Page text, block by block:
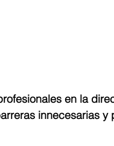
en la
innecesarias y